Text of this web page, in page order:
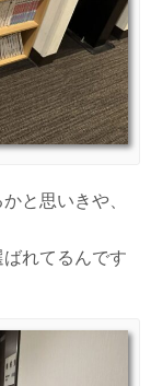
と思いきや、
れてるんです